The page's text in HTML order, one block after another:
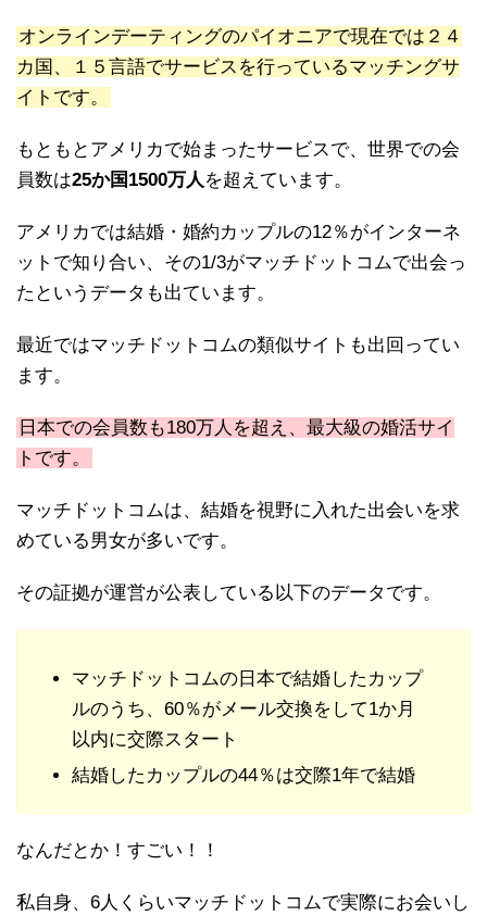
オンラインデーティングのパイオニアで現在では２４
カ国、１５言語でサービスを行っているマッチングサ
イトです。
もともとアメリカで始まったサービスで、世界での会
員数は25か国1500万人 を超えています。
アメリカでは結婚・婚約カップルの12％がインターネ
ットで知り合い、その1/3がマッチドットコムで出会っ
たというデータも出ています。
最近ではマッチドットコムの類似サイトも出回ってい
ます。
日本での会員数も180万人を超え、最大級の婚活サイ
トです。
マッチドットコムは、結婚を視野に入れた出会いを求
めている男女が多いです。
その証拠が運営が公表している以下のデータです。
マッチドットコムの日本で結婚したカップ
ルのうち、60％がメール交換をして1か月
以内に交際スタート
結婚したカップルの44％は交際1年で結婚
なんだとか！すごい！！
私自身、6人くらいマッチドットコムで実際にお会いし